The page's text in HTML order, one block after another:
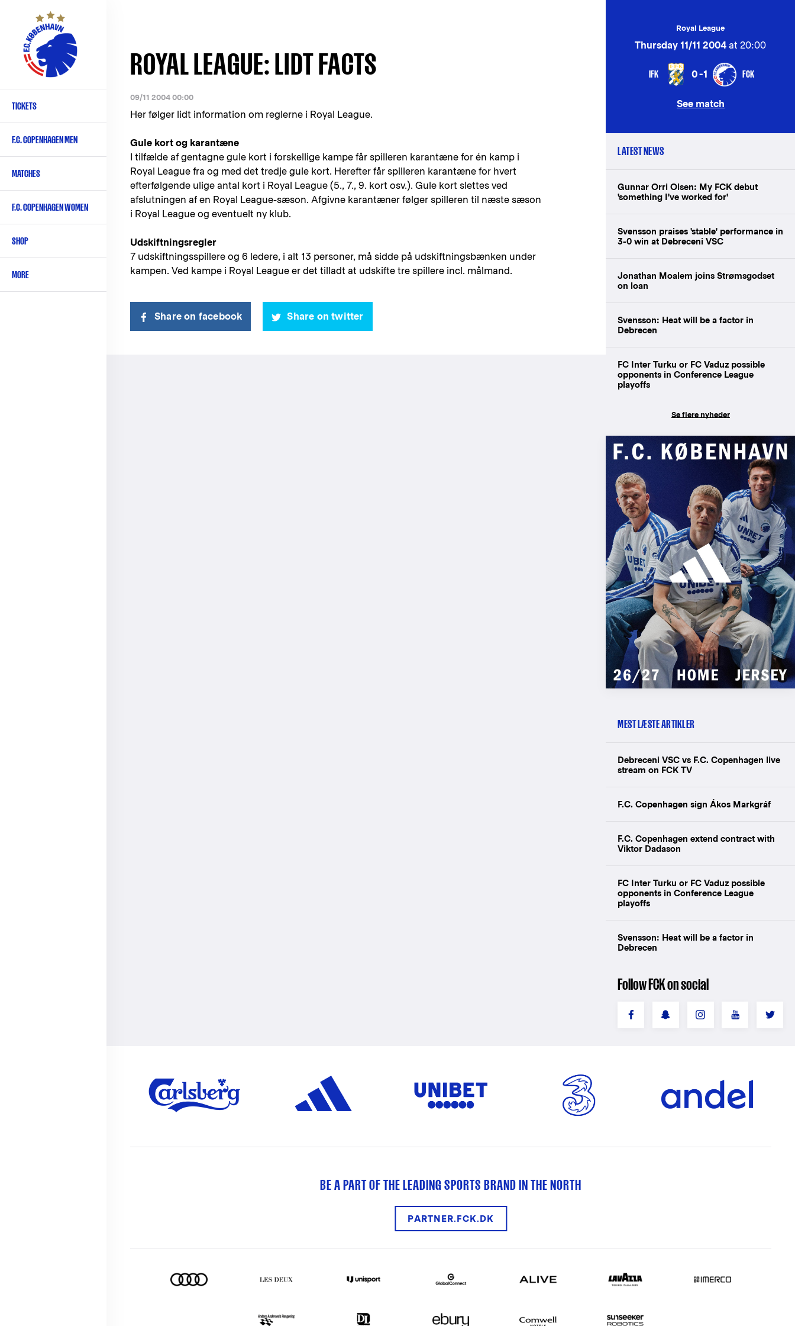
content
Primary
English
TICKETS
F.C. COPENHAGEN MEN
MATCHES
F.C. COPENHAGEN WOMEN
SHOP
MORE
ROYAL LEAGUE: LIDT FACTS
09/11 2004 00:00
Her følger lidt information om reglerne i Royal League.
Gule kort og karantæne
I tilfælde af gentagne gule kort i forskellige kampe får spilleren karantæne for én kamp i
Royal League fra og med det tredje gule kort. Herefter får spilleren karantæne for hvert
efterfølgende ulige antal kort i Royal League (5., 7., 9. kort osv.). Gule kort slettes ved
afslutningen af en Royal League-sæson. Afgivne karantæner følger spilleren til næste sæson
i Royal League og eventuelt ny klub.
Udskiftningsregler
7 udskiftningsspillere og 6 ledere, i alt 13 personer, må sidde på udskiftningsbænken under
kampen. Ved kampe i Royal League er det tilladt at udskifte tre spillere incl. målmand.
Share on facebook Share on twitter
Royal League
Thursday 11/11 2004 at 20:00
IFK 0-1 FCK
See match
LATEST NEWS
Gunnar Orri Olsen: My FCK debut
'something I've worked for'
Svensson praises 'stable' performance in
3-0 win at Debreceni VSC
Jonathan Moalem joins Strømsgodset
on loan
Svensson: Heat will be a factor in
Debrecen
FC Inter Turku or FC Vaduz possible
opponents in Conference League
playoffs
Se flere nyheder
MEST LÆSTE ARTIKLER
Debreceni VSC vs F.C. Copenhagen live
stream on FCK TV
F.C. Copenhagen sign Ákos Markgráf
F.C. Copenhagen extend contract with
Viktor Dadason
FC Inter Turku or FC Vaduz possible
opponents in Conference League
playoffs
Svensson: Heat will be a factor in
Debrecen
Follow FCK on social
BE A PART OF THE LEADING SPORTS BRAND IN THE NORTH
PARTNER.FCK.DK